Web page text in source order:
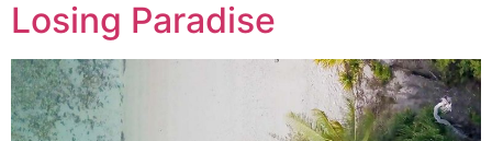
Losing Paradise